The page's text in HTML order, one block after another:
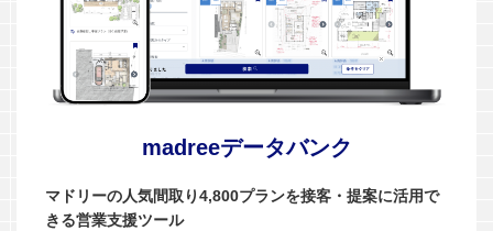
madreeデータバンク
マドリーの人気間取り4,800プランを接客・提案に活用で
きる営業支援ツール